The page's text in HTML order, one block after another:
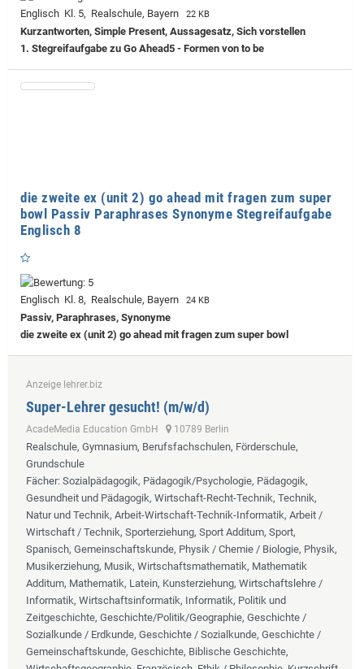
Englisch Kl. 5, Realschule, Bayern 22 KB
Kurzantworten, Simple Present, Aussagesatz, Sich vorstellen
1. Stegreifaufgabe zu Go Ahead5 - Formen von to be
die zweite ex (unit 2) go ahead mit fragen zum super
bowl Passiv Paraphrases Synonyme Stegreifaufgabe
Englisch 8
Englisch Kl. 8, Realschule, Bayern 24 KB
Passiv, Paraphrases, Synonyme
die zweite ex (unit 2) go ahead mit fragen zum super bowl
Anzeige lehrer.biz
Super-Lehrer gesucht! (m/w/d)
AcadeMedia Education GmbH 10789 Berlin
Realschule, Gymnasium, Berufsfachschulen, Förderschule,
Grundschule
Fächer: Sozialpädagogik, Pädagogik/Psychologie, Pädagogik,
Gesundheit und Pädagogik, Wirtschaft-Recht-Technik, Technik,
Natur und Technik, Arbeit-Wirtschaft-Technik-Informatik, Arbeit /
Wirtschaft / Technik, Sporterziehung, Sport Additum, Sport,
Spanisch, Gemeinschaftskunde, Physik / Chemie / Biologie, Physik,
Musikerziehung, Musik, Wirtschaftsmathematik, Mathematik
Additum, Mathematik, Latein, Kunsterziehung, Wirtschaftslehre /
Informatik, Wirtschaftsinformatik, Informatik, Politik und
Zeitgeschichte, Geschichte/Politik/Geographie, Geschichte /
Sozialkunde / Erdkunde, Geschichte / Sozialkunde, Geschichte /
Gemeinschaftskunde, Geschichte, Biblische Geschichte,